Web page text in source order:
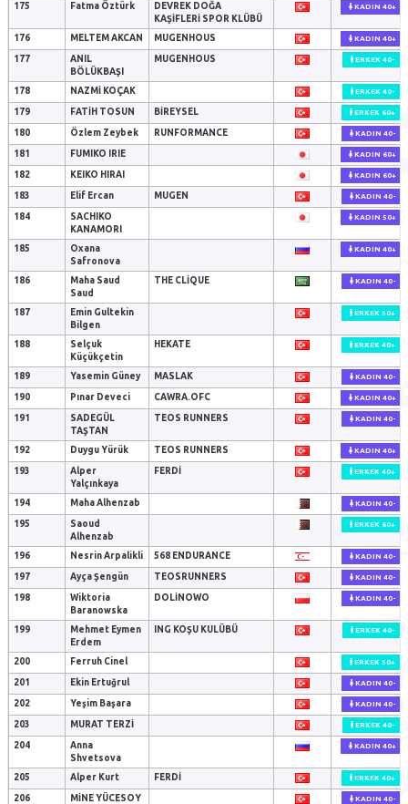
175 Fatma Öztürk
DEVREK DOĞA
KAŞIFLERI SPOR KLÜBÜ
KADIN 40+
176 MELTEM AKCAN MUGENHOUS KADIN 40+
177
ANIL
BÖLÜKBAŞI
MUGENHOUS ERKEK 40-
178 NAZMİ KOÇAK ERKEK 40-
179 FATİH TOSUN BIREYSEL ERKEK 60+
180 Özlem Zeybek RUNFORMANCE KADIN 40-
181 FUMIKO IRIE KADIN 60+
182 KEIKO HIRAI KADIN 60+
183 Elif Ercan MUGEN KADIN 40-
184
SACHIKO
KANAMORI
KADIN 50+
185
Oxana
Safronova
KADIN 40+
186
Maha Saud
Saud
THE CLIQUE KADIN 40-
187
Emin Gultekin
Bilgen
ERKEK 50+
188
Selçuk
Küçükçetin
HEKATE ERKEK 40+
189 Yasemin Güney MASLAK KADIN 40-
190 Pınar Deveci CAWRA.OFC KADIN 40+
191
SADEGÜL
TAŞTAN
TEOS RUNNERS KADIN 40-
192 Duygu Yürük TEOS RUNNERS KADIN 40+
193
Alper
Yalçınkaya
FERDI ERKEK 40+
194 Maha Alhenzab KADIN 40-
195
Saoud
Alhenzab
ERKEK 60+
196 Nesrin Arpalikli 568 ENDURANCE KADIN 40-
197 Ayça Şengün TEOSRUNNERS KADIN 40-
198
Wiktoria
Baranowska
DOLINOWO KADIN 40-
199
Mehmet Eymen
Erdem
ING KOŞU KULÜBÜ ERKEK 40-
200 Ferruh Cinel ERKEK 50+
201 Ekin Ertuğrul KADIN 40-
202 Yeşim Başara KADIN 40-
203 MURAT TERZİ ERKEK 40-
204
Anna
Shvetsova
KADIN 40+
205 Alper Kurt FERDİ ERKEK 40+
206 MİNE YÜCESOY KADIN 40-